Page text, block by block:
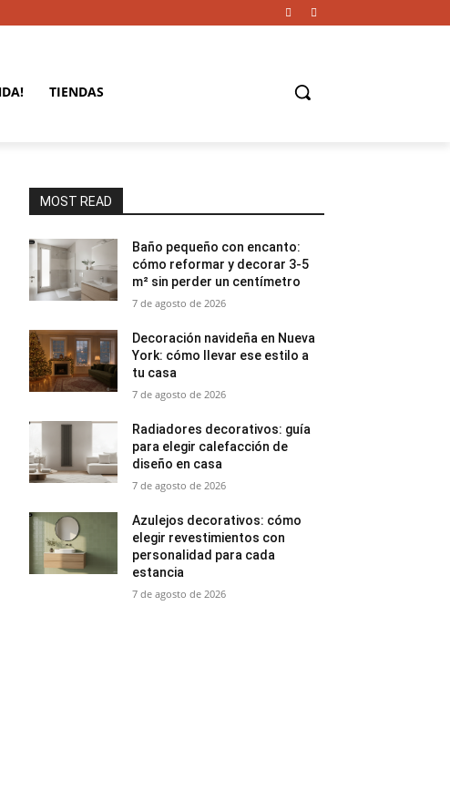
TIENDAS
MOST READ
Baño pequeño con encanto:
cómo reformar y decorar 3-5
m² sin perder un centímetro
7 de agosto de 2026
Decoración navideña en Nueva
York: cómo llevar ese estilo a
tu casa
7 de agosto de 2026
Radiadores decorativos: guía
para elegir calefacción de
diseño en casa
7 de agosto de 2026
Azulejos decorativos: cómo
elegir revestimientos con
personalidad para cada
estancia
7 de agosto de 2026